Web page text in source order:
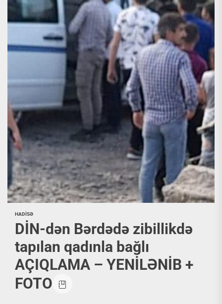
HADİSƏ
DİN-dən Bərdədə zibillikdə
tapılan qadınla bağlı
AÇIQLAMA – YENİLƏNİB +
FOTO